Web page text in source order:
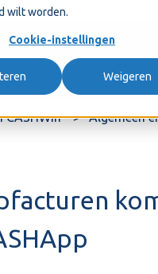
wilt worden.
Cookie-instellingen
Weigeren
CASHWin Algemeen